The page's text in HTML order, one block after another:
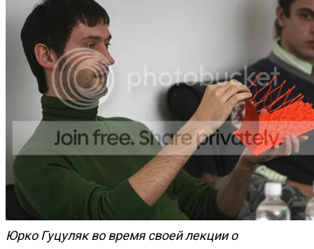
Юрко Гуцуляк во время своей лекции о